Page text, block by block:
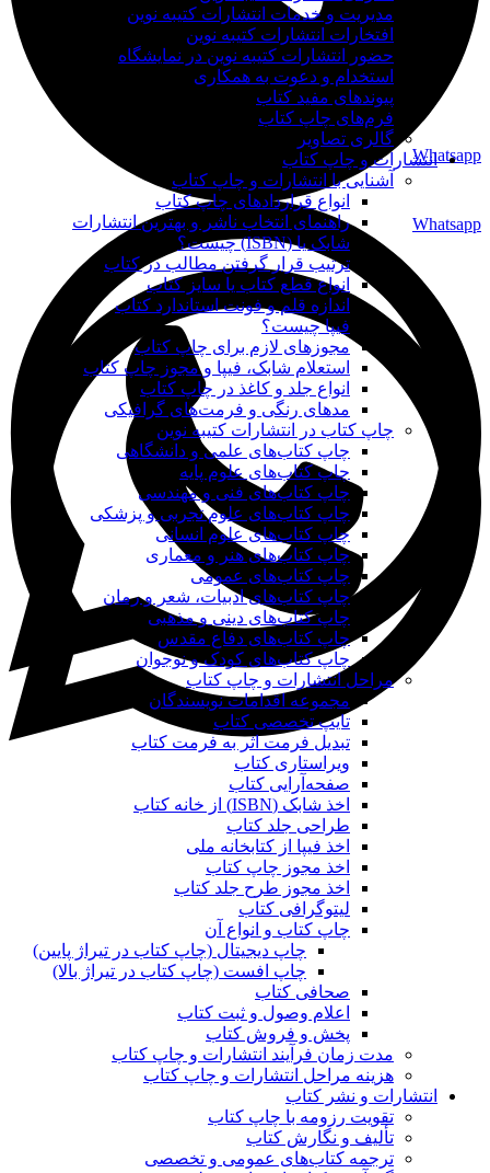
Whatsapp
Whatsapp
مدیریت و خدمات انتشارات کتیبه نوین
افتخارات انتشارات کتیبه نوین
حضور انتشارات کتیبه نوین در نمایشگاه‌
استخدام و دعوت به همکاری
پیوندهای مفید کتاب
فرم‌های چاپ کتاب
گالری تصاویر
انتشارات و چاپ کتاب
آشنایی با انتشارات و چاپ کتاب
انواع قراردادهای چاپ کتاب
راهنمای انتخاب ناشر و بهترین انتشارات
شابک یا (ISBN) چیست؟
ترتیب قرار گرفتن مطالب در کتاب
انواع قطع کتاب یا سایز کتاب
اندازه قلم و فونت استاندارد کتاب
فیپا چیست؟
مجوزهای لازم برای چاپ کتاب
استعلام شابک، فیپا و مجوز چاپ کتاب
انواع جلد و کاغذ در چاپ کتاب
مدهای رنگی و فرمت‌های گرافیکی
چاپ کتاب در انتشارات کتیبه نوین
چاپ کتاب‌های علمی و دانشگاهی
چاپ کتاب‌های علوم پایه
چاپ کتاب‌های فنی و مهندسی
چاپ کتاب‌های علوم تجربی و پزشکی
چاپ کتاب‌های علوم انسانی
چاپ کتاب‌های هنر و معماری
چاپ کتاب‌های عمومی
چاپ کتاب‌های ادبیات، شعر و رمان
چاپ کتاب‌های دینی و مذهبی
چاپ کتاب‌های دفاع مقدس
چاپ کتاب‌های کودک و نوجوان
مراحل انتشارات و چاپ کتاب
مجموعه اقدامات نویسندگان
تایپ تخصصی کتاب
تبدیل فرمت اثر به فرمت کتاب
ویراستاری کتاب
صفحه‌آرایی کتاب
اخذ شابک (ISBN) از خانه کتاب
طراحی جلد کتاب
اخذ فیپا از کتابخانه ملی
اخذ مجوز چاپ کتاب
اخذ مجوز طرح جلد کتاب
لیتوگرافی کتاب
چاپ کتاب و انواع آن
چاپ دیجیتال (چاپ کتاب در تیراژ پایین)
چاپ افست (چاپ کتاب در تیراژ بالا)
صحافی کتاب
اعلام وصول و ثبت کتاب
پخش و فروش کتاب
مدت زمان فرآیند انتشارات و چاپ کتاب
هزینه مراحل انتشارات و چاپ کتاب
انتشارات و نشر کتاب
تقویت رزومه با چاپ کتاب
تألیف و نگارش کتاب
ترجمه کتاب‌های عمومی و تخصصی